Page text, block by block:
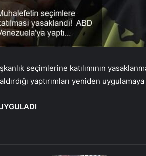
seçimlerine katılımının
yaptırımları yeniden